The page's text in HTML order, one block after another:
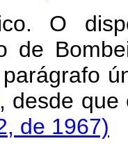
O
de
, desde
de 1967)